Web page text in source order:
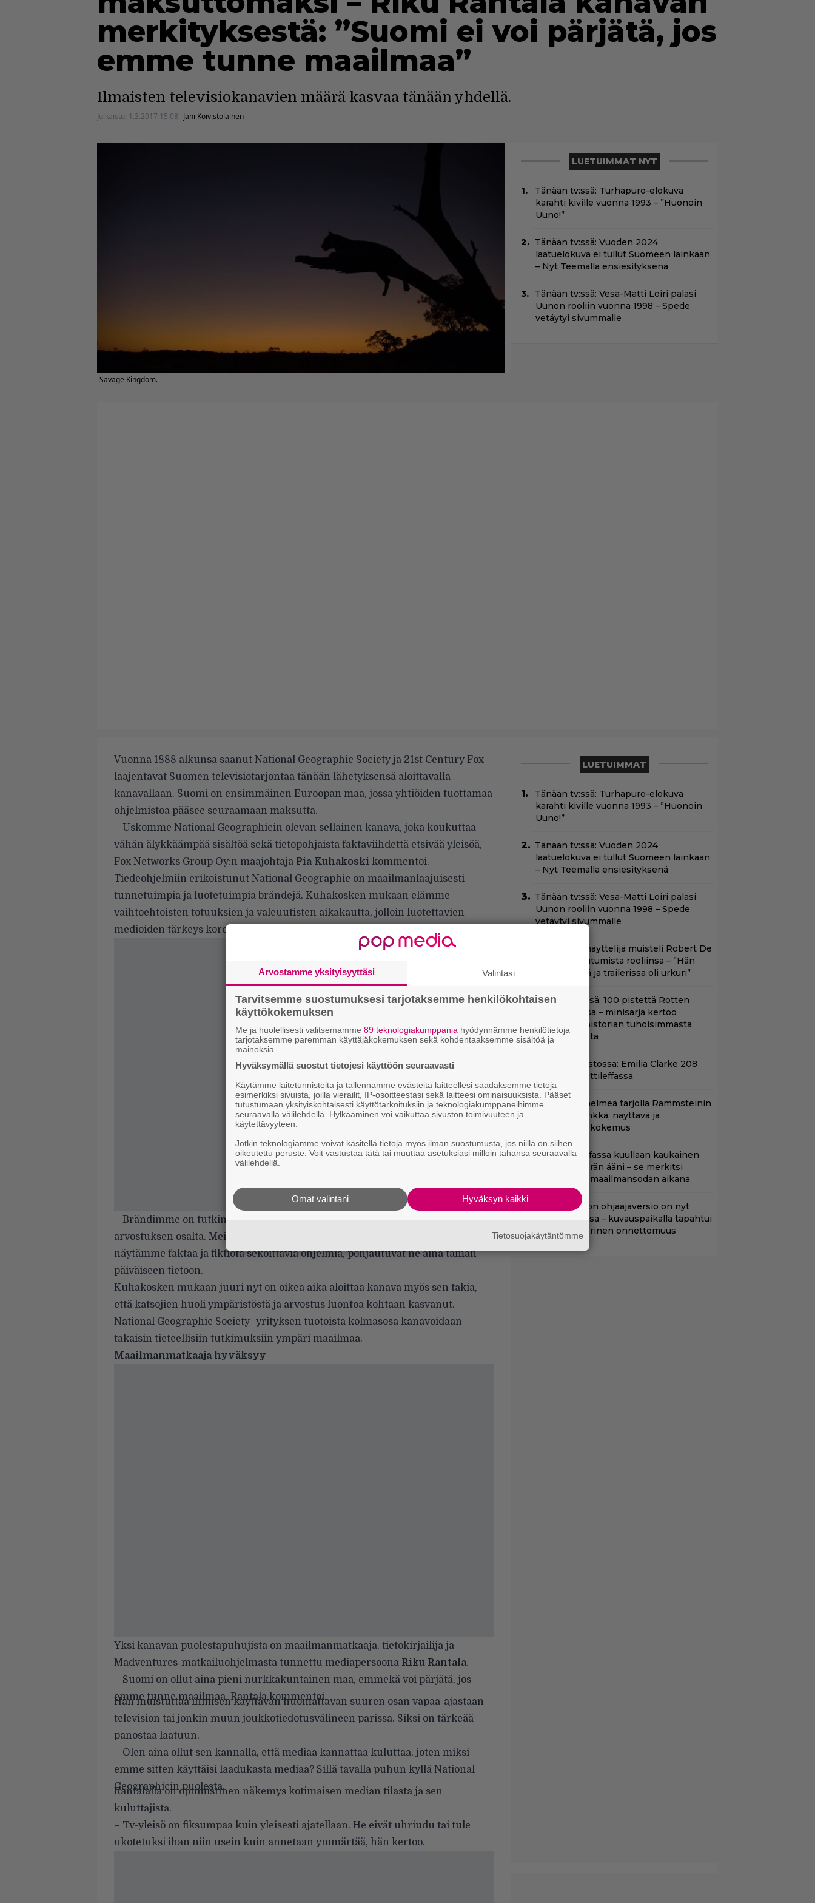
merkityksestä: ”Suomi ei voi pärjätä, jos
emme tunne maailmaa”
Ilmaisten televisiokanavien määrä kasvaa tänään yhdellä.
Julkaistu: 1.3.2017 15:08 Jani Koivistolainen
Savage Kingdom.
LUETUIMMAT NYT
Tänään tv:ssä: Turhapuro-elokuva
karahti kiville vuonna 1993 – ”Huonoin
Uuno!”
Tänään tv:ssä: Vuoden 2024
laatuelokuva ei tullut Suomeen lainkaan
– Nyt Teemalla ensiesityksenä
Tänään tv:ssä: Vesa-Matti Loiri palasi
Uunon rooliin vuonna 1998 – Spede
vetäytyi sivummalle
Vuonna 1888 alkunsa saanut National Geographic Society ja 21st Century Fox
laajentavat Suomen televisiotarjontaa tänään lähetyksensä aloittavalla
kanavallaan. Suomi on ensimmäinen Euroopan maa, jossa yhtiöiden tuottamaa
ohjelmistoa pääsee seuraamaan maksutta.
– Uskomme National Geographicin olevan sellainen kanava, joka koukuttaa
vähän älykkäämpää sisältöä sekä tietopohjaista faktaviihdettä etsivää yleisöä,
Fox Networks Group Oy:n maajohtaja Pia Kuhakoski kommentoi.
Tiedeohjelmiin erikoistunut National Geographic on maailmanlaajuisesti
tunnetuimpia ja luotetuimpia brändejä. Kuhakosken mukaan elämme
vaihtoehtoisten totuuksien ja valeuutisten aikakautta, jolloin luotettavien
medioiden tärkeys korostuu.
– Brändimme on tutkimuksissa ihan omaa luokkaansa luotettavuuden ja
arvostuksen osalta. Meidän faktat tarkistetaan useammasta lähteestä, ja vaikka
näytämme faktaa ja fiktiota sekoittavia ohjelmia, pohjautuvat ne aina tämän
päiväiseen tietoon.
Kuhakosken mukaan juuri nyt on oikea aika aloittaa kanava myös sen takia,
että katsojien huoli ympäristöstä ja arvostus luontoa kohtaan kasvanut.
National Geographic Society -yrityksen tuotoista kolmasosa kanavoidaan
takaisin tieteellisiin tutkimuksiin ympäri maailmaa.
Maailmanmatkaaja hyväksyy
Yksi kanavan puolestapuhujista on maailmanmatkaaja, tietokirjailija ja
Madventures-matkailuohjelmasta tunnettu mediapersoona Riku Rantala.
– Suomi on ollut aina pieni nurkkakuntainen maa, emmekä voi pärjätä, jos
emme tunne maailmaa, Rantala kommentoi.
Hän muistuttaa ihmisen käyttävän huomattavan suuren osan vapaa-ajastaan
television tai jonkin muun joukkotiedotusvälineen parissa. Siksi on tärkeää
panostaa laatuun.
– Olen aina ollut sen kannalla, että mediaa kannattaa kuluttaa, joten miksi
emme sitten käyttäisi laadukasta mediaa? Sillä tavalla puhun kyllä National
Geographicin puolesta.
Rantalalla on optimistinen näkemys kotimaisen median tilasta ja sen
kuluttajista.
– Tv-yleisö on fiksumpaa kuin yleisesti ajatellaan. He eivät uhriudu tai tule
ukotetuksi ihan niin usein kuin annetaan ymmärtää, hän kertoo.
LUETUIMMAT
Tänään tv:ssä: Turhapuro-elokuva
karahti kiville vuonna 1993 – ”Huonoin
Uuno!”
Tänään tv:ssä: Vuoden 2024
laatuelokuva ei tullut Suomeen lainkaan
– Nyt Teemalla ensiesityksenä
Tänään tv:ssä: Vesa-Matti Loiri palasi
Uunon rooliin vuonna 1998 – Spede
vetäytyi sivummalle
Cape Fear -näyttelijä muisteli Robert De
Niron paneutumista rooliinsa – ”Hän
puhui kielillä ja trailerissa oli urkuri”
Nyt Netflixissä: 100 pistettä Rotten
Tomatoesissa – minisarja kertoo
Britannian historian tuhoisimmasta
terrori-iskusta
Nyt suoratoistossa: Emilia Clarke 208
miljoonan hittileffassa
Suoratoistohelmeä tarjolla Rammsteinin
faneille – synkkä, näyttävä ja
satumainen kokemus
Illan natsileffassa kuullaan kaukainen
moottoripyörän ääni – se merkitsi
kuolemaa 2. maailmansodan aikana
Scifi-klassikon ohjaajaversio on nyt
suoratoistossa – kuvauspaikalla tapahtui
kauhea ja verinen onnettomuus
Arvostamme yksityisyyttäsi Valintasi
Tarvitsemme suostumuksesi tarjotaksemme henkilökohtaisen
käyttökokemuksen
Me ja huolellisesti valitsemamme 89 teknologiakumppania hyödynnämme henkilötietoja
tarjotaksemme paremman käyttäjäkokemuksen sekä kohdentaaksemme sisältöä ja
mainoksia.
Hyväksymällä suostut tietojesi käyttöön seuraavasti
Käytämme laitetunnisteita ja tallennamme evästeitä laitteellesi saadaksemme tietoja
esimerkiksi sivuista, joilla vierailit, IP-osoitteestasi sekä laitteesi ominaisuuksista. Pääset
tutustumaan yksityiskohtaisesti käyttötarkoituksiin ja teknologiakumppaneihimme
seuraavalla välilehdellä. Hylkääminen voi vaikuttaa sivuston toimivuuteen ja
käytettävyyteen.
Jotkin teknologiamme voivat käsitellä tietoja myös ilman suostumusta, jos niillä on siihen
oikeutettu peruste. Voit vastustaa tätä tai muuttaa asetuksiasi milloin tahansa seuraavalla
välilehdellä.
Hyväksyn kaikki
Omat valintani
Tietosuojakäytäntömme